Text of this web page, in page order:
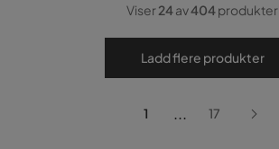
Viser24av404produkter
Ladd flere produkter
1 ... 17